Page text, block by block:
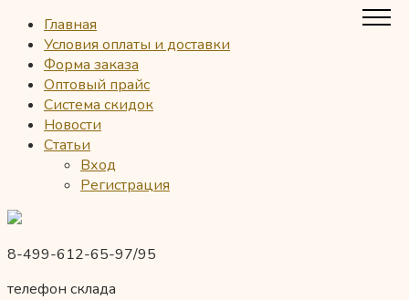
Главная
Условия оплаты и доставки
Форма заказа
Оптовый прайс
Система скидок
Новости
Статьи
Вход
Регистрация
8-499-612-65-97/95
телефон склада